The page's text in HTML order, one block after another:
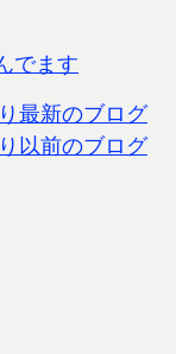
でます
最新のブログ
以前のブログ